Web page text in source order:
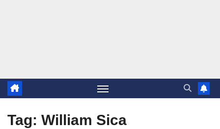
Tag: William Sica